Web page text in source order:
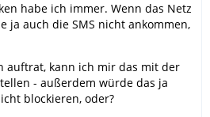
habe ich immer. Wenn das Netz
ja auch die SMS nicht ankommen,
auftrat, kann ich mir das mit der
- außerdem würde das ja
blockieren, oder?